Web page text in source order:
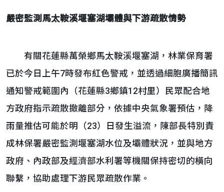
嚴密監測馬太鞍溪堰塞湖壩體與下游疏散情勢
有關花蓮縣萬榮鄉馬太鞍溪堰塞湖，林業保育署
已於今日上午7時發布紅色警戒，並透過細胞廣播簡訊
通知警戒範圍內（花蓮縣3鄉鎮12村里）民眾配合地
方政府指示疏散撤離部分，依據中央氣象署預估，降
雨量推估可能於明（23）日發生溢流，陳部長特別責
成林保署嚴密監測堰塞湖水位及壩體狀況，並與地方
政府、內政部及經濟部水利署等機關保持密切的橫向
聯繫，協助處理下游民眾疏散作業。